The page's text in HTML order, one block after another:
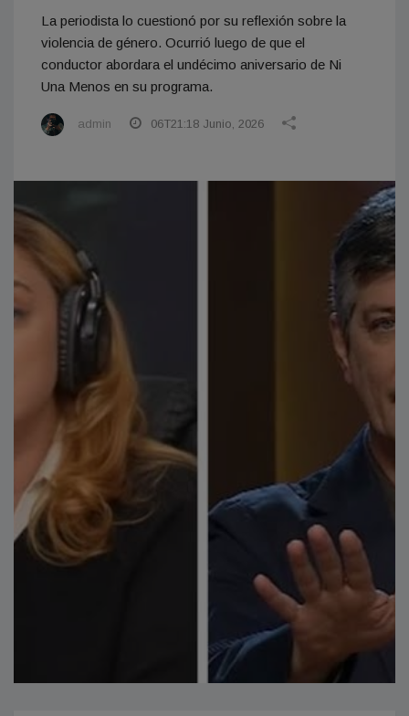
La periodista lo cuestionó por su reflexión sobre la
violencia de género. Ocurrió luego de que el
conductor abordara el undécimo aniversario de Ni
Una Menos en su programa.
admin 06T21:18 Junio, 2026